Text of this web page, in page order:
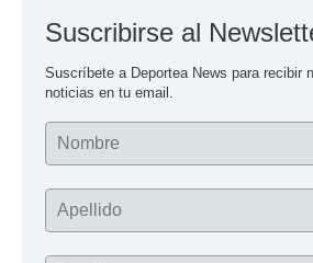
Suscribirse al
Suscríbete a Deportea News para recibir
noticias en tu email.
Nombre
Apellido